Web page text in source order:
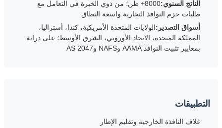
الناتج السنوي:
8000+ طن؛ من ذوي الخبرة في التعامل مع
طلبات حزم النوافذ التجارية واسعة النطاق
أسواق التصدير:الولايات المتحدة الأمريكية، كندا، أستراليا،
المملكة المتحدة، الاتحاد الأوروبي، الشرق الأوسط؛ على دراية
بمعايير تثبيت النوافذ AAMA وNAFS وAS 2047
التطبيقات
غلاف النافذة الخارجية وتقليم الإطار